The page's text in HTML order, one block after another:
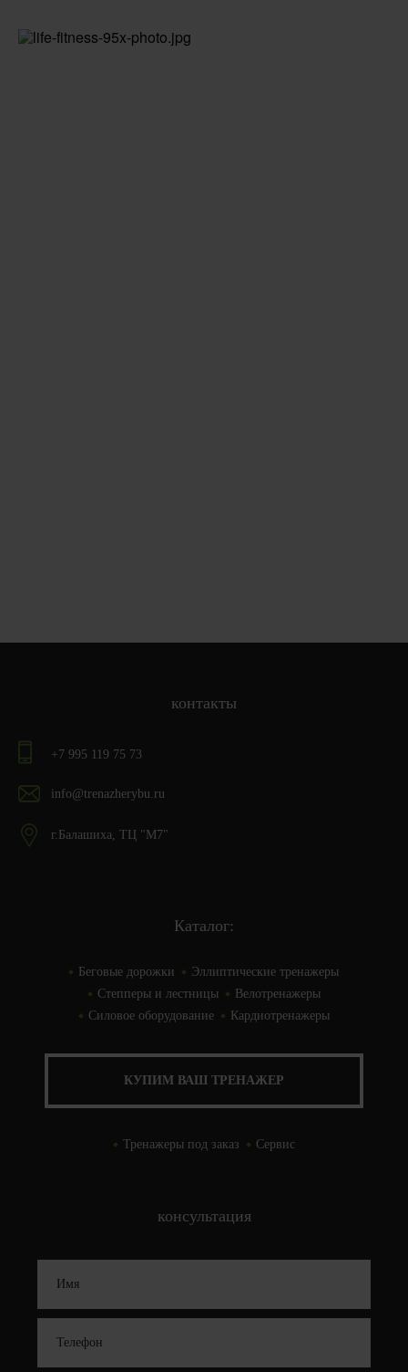
контакты
+7 995 119 75 73
info@trenazherybu.ru
г.Балашиха, ТЦ "М7"
Каталог:
Беговые дорожки
Эллиптические тренажеры
Степперы и лестницы
Велотренажеры
Силовое оборудование
Кардиотренажеры
КУПИМ ВАШ ТРЕНАЖЕР
Тренажеры под заказ Сервис
консультация